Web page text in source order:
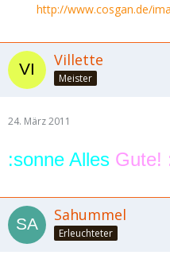
http://www.cosgan.de/
Villette
Meister
24. März 2011
:sonne Alles Gute!
Sahummel
Erleuchteter